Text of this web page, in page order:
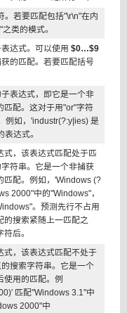
。若要匹配包括"\r\n"在内
类的模式。
达式。可以使用 $0…$9
的匹配。若要匹配括号
表达式，即它是一个非
匹配。这对于用"or"字符
例如，'industr(?:y|ies) 是
达式。
式，该表达式匹配处于匹
符串。它是一个非捕获
匹配。例如，'Windows (?
2000"中的"Windows"，
。预测先行不占用
的搜索紧随上一匹配之
后。
式，该表达式匹配不处于
搜索字符串。它是一个
使用的匹配。例
匹配"Windows 3.1"中
2000"中